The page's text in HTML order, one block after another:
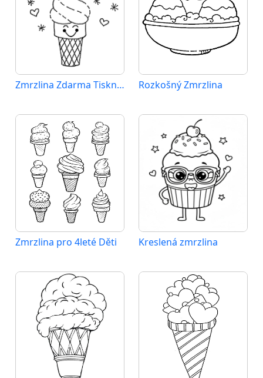
Zmrzlina Zdarma Tisknutelný Rozkošný Zmrzlina
Zmrzlina pro 4leté Děti Kreslená zmrzlina